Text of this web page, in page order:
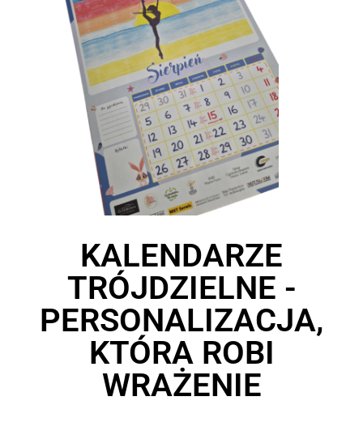
KALENDARZE
TRÓJDZIELNE -
PERSONALIZACJA,
KTÓRA ROBI
WRAŻENIE